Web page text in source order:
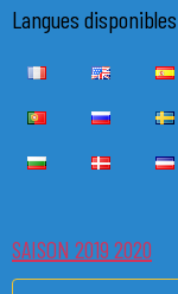
Langues disponibles
SAISON 2019 2020